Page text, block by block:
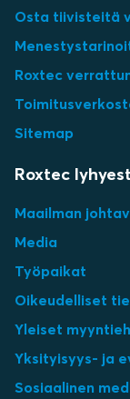
Osta tiivisteitä
Roxtec
Sitemap
Roxtec
Maailman
Media
Työpaikat
Oikeudelliset
Yleiset
Yksityisyys- ja
Sosiaalinen